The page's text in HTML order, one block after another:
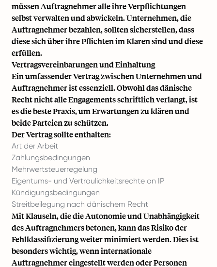
müssen Auftragnehmer alle ihre Verpflichtungen
selbst verwalten und abwickeln. Unternehmen, die
Auftragnehmer bezahlen, sollten sicherstellen, dass
diese sich über ihre Pflichten im Klaren sind und diese
erfüllen.
Vertragsvereinbarungen und Einhaltung
Ein umfassender Vertrag zwischen Unternehmen und
Auftragnehmer ist essenziell. Obwohl das dänische
Recht nicht alle Engagements schriftlich verlangt, ist
es die beste Praxis, um Erwartungen zu klären und
beide Parteien zu schützen.
Der Vertrag sollte enthalten:
Art der Arbeit
Zahlungsbedingungen
Mehrwertsteuerregelung
Eigentums- und Vertraulichkeitsrechte an IP
Kündigungsbedingungen
Streitbeilegung nach dänischem Recht
Mit Klauseln, die die Autonomie und Unabhängigkeit
des Auftragnehmers betonen, kann das Risiko der
Fehlklassifizierung weiter minimiert werden. Dies ist
besonders wichtig, wenn internationale
Auftragnehmer eingestellt werden oder Personen